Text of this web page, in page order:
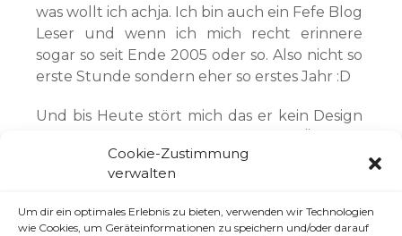
Cookie-Zustimmung
verwalten
Um dir ein optimales Erlebnis zu bieten, verwenden wir Technologien
wie Cookies, um Geräteinformationen zu speichern und/oder darauf
was wollt ich achja. Ich bin auch ein Fefe Blog
Leser und wenn ich mich recht erinnere
sogar so seit Ende 2005 oder so. Also nicht so
erste Stunde sondern eher so erstes Jahr :D
Und bis Heute stört mich das er kein Design
Legastheniker bekomme ich da generell
Augenbluten wenn ich sein Blog lese.
ein paar traurige Tatsachen.